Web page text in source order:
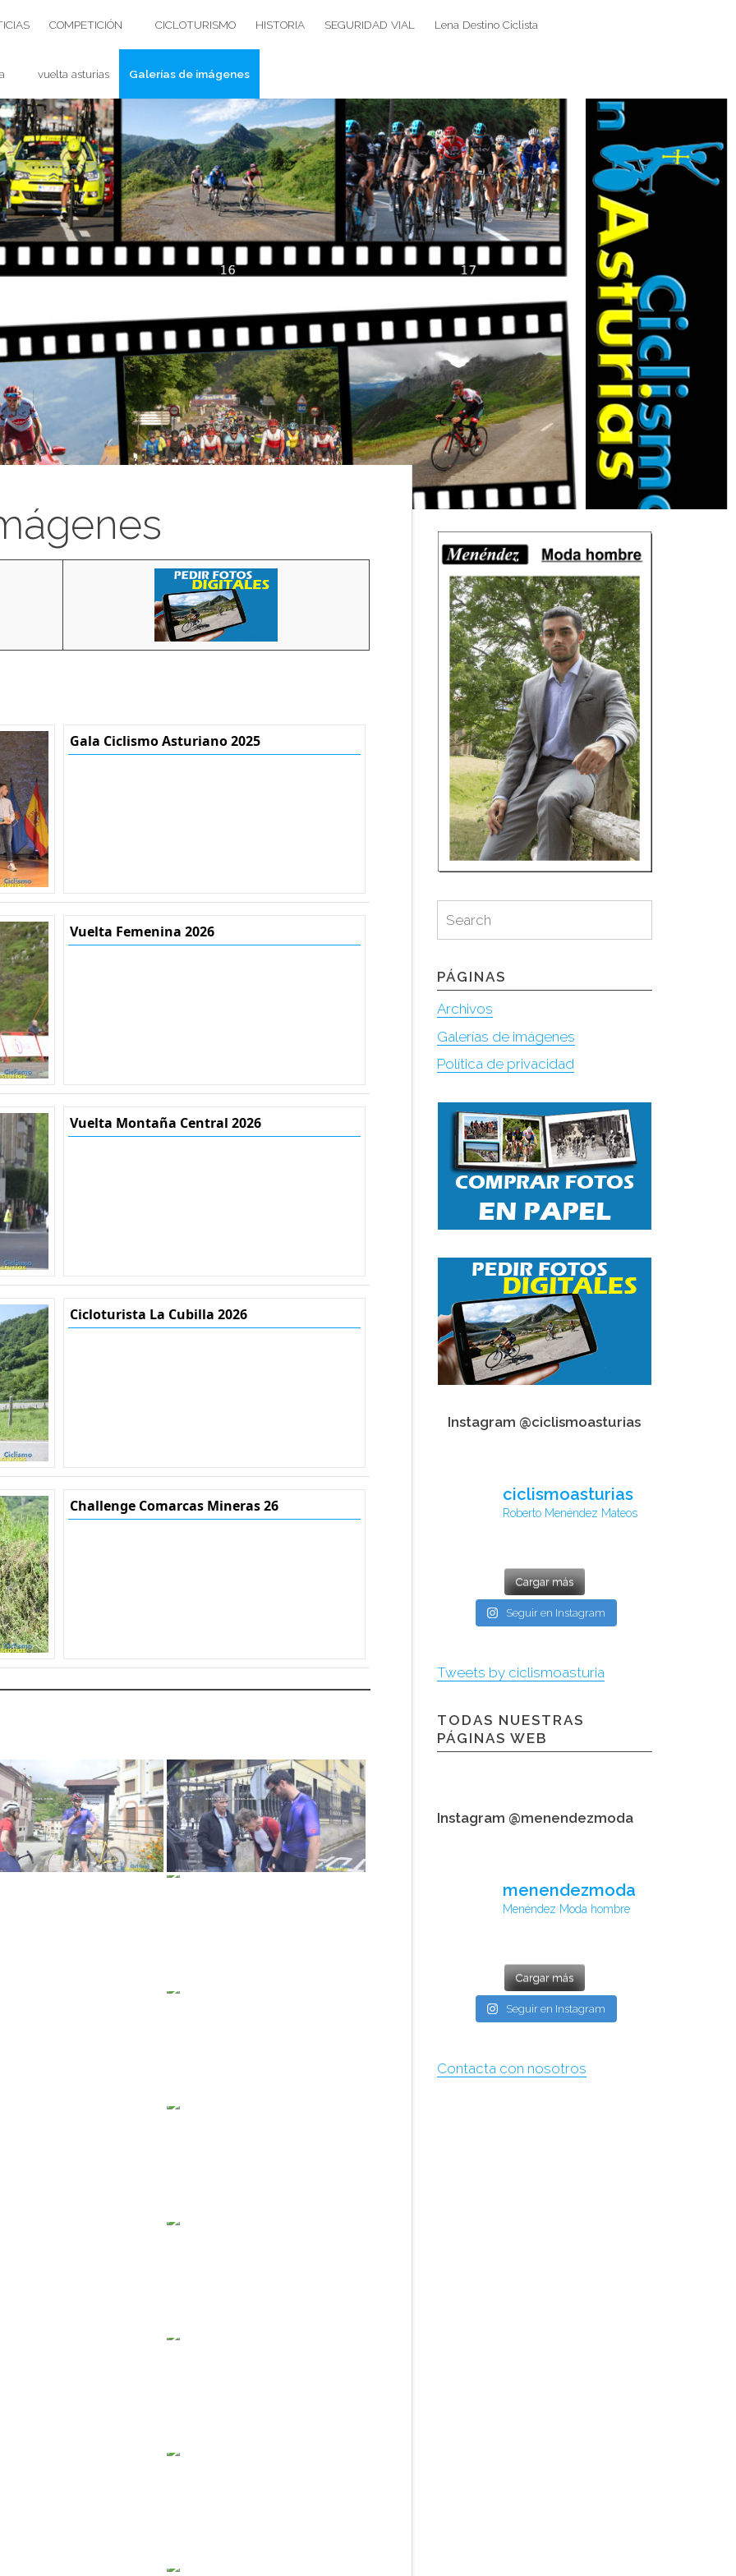
COMPETICIÓN CICLOTURISMO HISTORIA SEGURIDAD VIAL Lena Destino Ciclista
vuelta asturias Galerías de imágenes
Gala Ciclismo Asturiano 2025
Vuelta Femenina 2026
Vuelta Montaña Central 2026
Cicloturista La Cubilla 2026
Challenge Comarcas Mineras 26
for:
Search
PÁGINAS
Archivos
Galerías de imágenes
Política de privacidad
Instagram @ciclismoasturias
ciclismoasturias
Roberto Menéndez Mateos
Cargar más
Seguir en Instagram
Tweets by ciclismoasturia
TODAS NUESTRAS
PÁGINAS WEB
Instagram @menendezmoda
menendezmoda
Menéndez Moda hombre
Cargar más
Seguir en Instagram
Contacta con nosotros